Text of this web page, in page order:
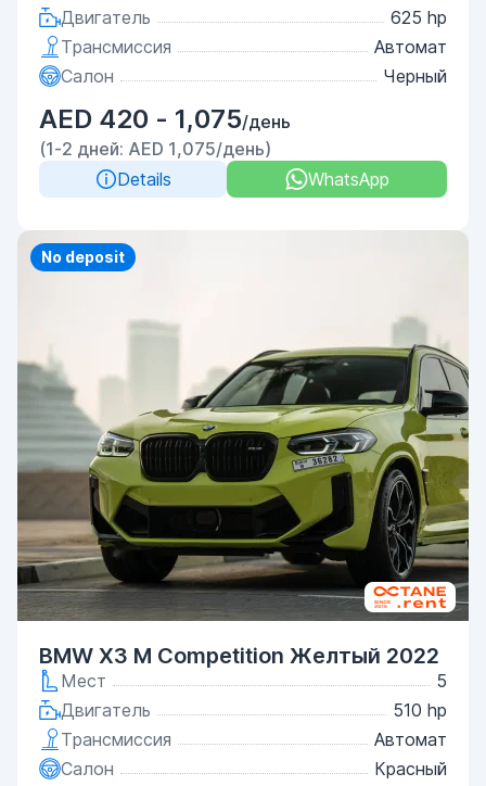
Двигатель
625 hp
Трансмиссия
Автомат
Салон
Черный
AED 420 - 1,075/день
(1-2 дней: AED 1,075/день)
Details
WhatsApp
Priority
No deposit
BMW X3 M Competition Желтый 2022
Мест
5
Двигатель
510 hp
Трансмиссия
Автомат
Салон
Красный